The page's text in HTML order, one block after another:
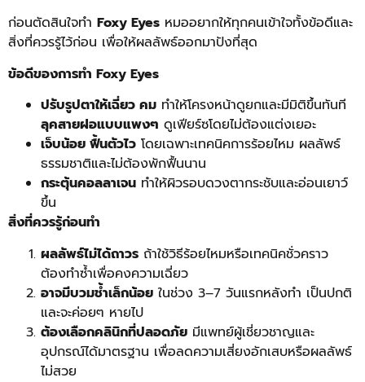
ก่อนตัดสินใจทำ Foxy Eyes หมออยากให้ทุกคนเข้าใจทั้งข้อดีและ
สิ่งที่ควรรู้ไว้ก่อน เพื่อให้ผลลัพธ์ออกมาปังที่สุด
ข้อดีของการทำ Foxy Eyes
ปรับรูปตาให้เฉี่ยว คม ทำให้โครงหน้าดูยกและมีมิติขึ้นทันที
ลุคสายฝอแบบแพงๆ ดูเฟียร์ซโดยไม่ต้องแต่งเยอะ
เจ็บน้อย ฟื้นตัวไว โดยเฉพาะเทคนิคการร้อยไหม ผลลัพธ์
ธรรมชาติและไม่ต้องพักฟื้นนาน
กระตุ้นคอลลาเจน ทำให้ผิวรอบดวงตากระชับและอ่อนเยาว์
ขึ้น
สิ่งที่ควรรู้ก่อนทำ
ผลลัพธ์ไม่ได้ถาวร ถ้าใช้วิธีร้อยไหมหรือเทคนิคชั่วคราว
ต้องทำซ้ำเพื่อคงความเฉี่ยว
อาจมีบวมช้ำเล็กน้อย ในช่วง 3–7 วันแรกหลังทำ เป็นปกติ
และจะค่อยๆ หายไป
ต้องเลือกคลินิกที่ปลอดภัย มีแพทย์ผู้เชี่ยวชาญและ
อุปกรณ์ได้มาตรฐาน เพื่อลดความเสี่ยงอักเสบหรือผลลัพธ์
ไม่สวย